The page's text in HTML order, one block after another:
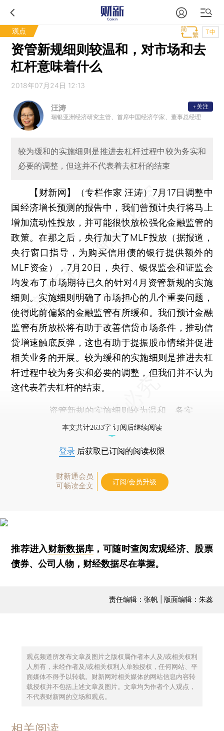
观点 T中
资管新规细则较温和，对市场和去
杠杆意味着什么
2018年07月24日 12:13
汪涛
瑞银亚洲经济研究主管、首席中国经济学家、董事总经理
+关注
较为缓和的实施细则是推进去杠杆过程中较为务实和
必要的调整，但这并不代表着去杠杆的结束
【财新网】（专栏作家 汪涛） 7月17日调整中
国经济增长预测的报告中，我们曾预计央行将马上
增加流动性投放，并可能很快放松强化金融监管的
政策。在那之后，央行加大了MLF投放（据报道，
央行窗口指导，为购买信用债的银行提供额外的
MLF资金），7月20日，央行、银保监会和证监会
均发布了市场期待已久的针对4月资管新规的实施
细则。实施细则明确了市场担心的几个重要问题，
使得此前偏紧的金融监管有所缓和。我们预计金融
监管有所放松将有助于改善信贷市场条件，推动信
贷增速触底反弹，这也有助于提振股市情绪并促进
相关业务的开展。较为缓和的实施细则是推进去杠
杆过程中较为务实和必要的调整，但我们并不认为
这代表着去杠杆的结束。
资管新规的实施细则较为温和、务实
本文共计2633字 订阅后继续阅读
登录 后获取已订阅的阅读权限
财新通会员
可畅读全文
订阅/会员升级
推荐进入财新数据库 ，可随时查阅宏观经济、股票
债券、公司人物，财经数据尽在掌握。
责任编辑：张帆 | 版面编辑：朱蕊
观点频道所发布文章及图片之版权属作者本人及/或相关权利
人所有，未经作者及/或相关权利人单独授权，任何网站、平
面媒体不得予以转载。财新网对相关媒体的网站信息内容转
载授权并不包括上述文章及图片。文章均为作者个人观点，
不代表财新网的立场和观点。